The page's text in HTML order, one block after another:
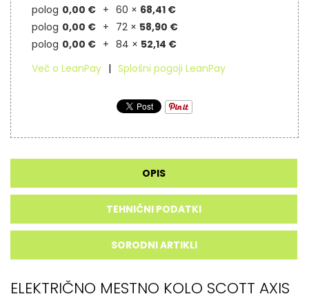
polog 0,00 € 60 × 68,41 €
polog 0,00 € 72 × 58,90 €
polog 0,00 € 84 × 52,14 €
Več o LeanPay
Splošni pogoji LeanPay
OPIS
TEHNIČNI PODATKI
SORODNI ARTIKLI
ELEKTRIČNO MESTNO KOLO SCOTT AXIS